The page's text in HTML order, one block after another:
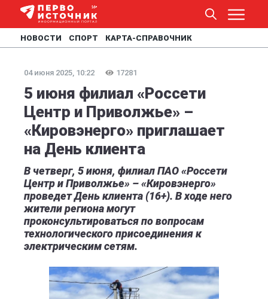
НОВОСТИ СПОРТ КАРТА-СПРАВОЧНИК
04 июня 2025, 10:22 17281
5 июня филиал «Россети
Центр и Приволжье» –
«Кировэнерго» приглашает
на День клиента
В четверг, 5 июня, филиал ПАО «Россети
Центр и Приволжье» – «Кировэнерго»
проведет День клиента (16+). В ходе него
жители региона могут
проконсультироваться по вопросам
технологического присоединения к
электрическим сетям.